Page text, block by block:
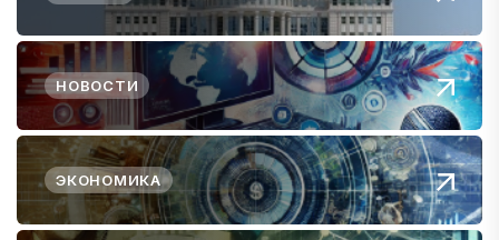
НОВОСТИ
ЭКОНОМИКА